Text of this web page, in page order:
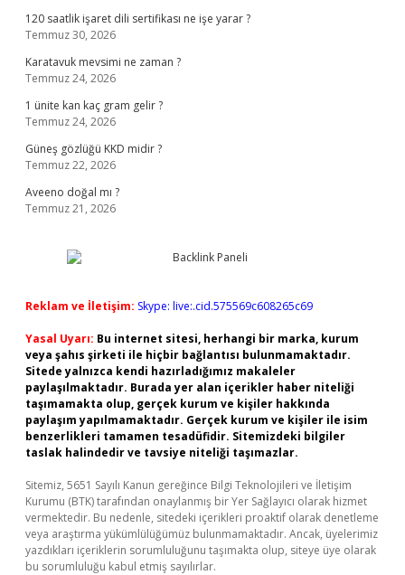
120 saatlik işaret dili sertifikası ne işe yarar ?
Temmuz 30, 2026
Karatavuk mevsimi ne zaman ?
Temmuz 24, 2026
1 ünite kan kaç gram gelir ?
Temmuz 24, 2026
Güneş gözlüğü KKD midir ?
Temmuz 22, 2026
Aveeno doğal mı ?
Temmuz 21, 2026
Reklam ve İletişim: Skype: live:.cid.575569c608265c69
Yasal Uyarı: Bu internet sitesi, herhangi bir marka, kurum
veya şahıs şirketi ile hiçbir bağlantısı bulunmamaktadır.
Sitede yalnızca kendi hazırladığımız makaleler
paylaşılmaktadır. Burada yer alan içerikler haber niteliği
taşımamakta olup, gerçek kurum ve kişiler hakkında
paylaşım yapılmamaktadır. Gerçek kurum ve kişiler ile isim
benzerlikleri tamamen tesadüfidir. Sitemizdeki bilgiler
taslak halindedir ve tavsiye niteliği taşımazlar.
Sitemiz, 5651 Sayılı Kanun gereğince Bilgi Teknolojileri ve İletişim
Kurumu (BTK) tarafından onaylanmış bir Yer Sağlayıcı olarak hizmet
vermektedir. Bu nedenle, sitedeki içerikleri proaktif olarak denetleme
veya araştırma yükümlülüğümüz bulunmamaktadır. Ancak, üyelerimiz
yazdıkları içeriklerin sorumluluğunu taşımakta olup, siteye üye olarak
bu sorumluluğu kabul etmiş sayılırlar.